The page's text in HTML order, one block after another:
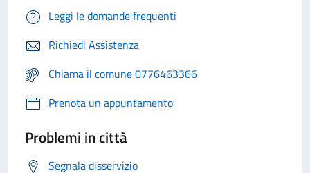
Leggi le domande frequenti
Richiedi Assistenza
Chiama il comune 0776463366
Prenota un appuntamento
Problemi in città
Segnala disservizio